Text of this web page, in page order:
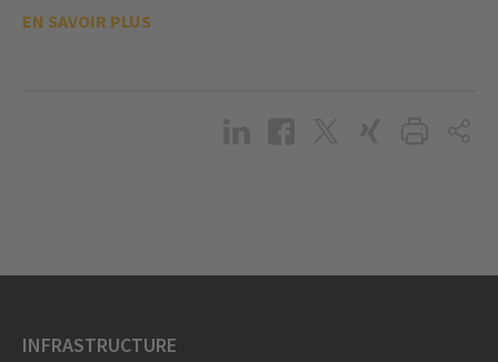
EN SAVOIR PLUS
INFRASTRUCTURE